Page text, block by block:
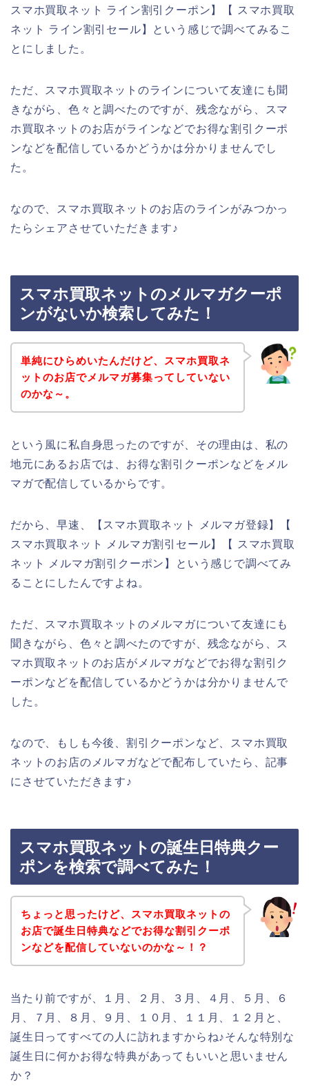
スマホ買取ネット ライン割引クーポン】【 スマホ買取
ネット ライン割引セール】という感じで調べてみるこ
とにしました。
ただ、スマホ買取ネットのラインについて友達にも聞
きながら、色々と調べたのですが、残念ながら、スマ
ホ買取ネットのお店がラインなどでお得な割引クーポ
ンなどを配信しているかどうかは分かりませんでし
た。
なので、スマホ買取ネットのお店のラインがみつかっ
たらシェアさせていただきます♪
スマホ買取ネットのメルマガクーポ
ンがないか検索してみた！
単純にひらめいたんだけど、スマホ買取ネ
ットのお店でメルマガ募集ってしていない
のかな～。
という風に私自身思ったのですが、その理由は、私の
地元にあるお店では、お得な割引クーポンなどをメル
マガで配信しているからです。
だから、早速、【スマホ買取ネット メルマガ登録】【
スマホ買取ネット メルマガ割引セール】【 スマホ買取
ネット メルマガ割引クーポン】という感じで調べてみ
ることにしたんですよね。
ただ、スマホ買取ネットのメルマガについて友達にも
聞きながら、色々と調べたのですが、残念ながら、ス
マホ買取ネットのお店がメルマガなどでお得な割引ク
ーポンなどを配信しているかどうかは分かりませんで
した。
なので、もしも今後、割引クーポンなど、スマホ買取
ネットのお店のメルマガなどで配布していたら、記事
にさせていただきます♪
スマホ買取ネットの誕生日特典クー
ポンを検索で調べてみた！
ちょっと思ったけど、スマホ買取ネットの
お店で誕生日特典などでお得な割引クーポ
ンなどを配信していないのかな～！？
当たり前ですが、１月、２月、３月、４月、５月、６
月、７月、８月、９月、１０月、１１月、１２月と、
誕生日ってすべての人に訪れますからね♪そんな特別な
誕生日に何かお得な特典があってもいいと思いません
か？